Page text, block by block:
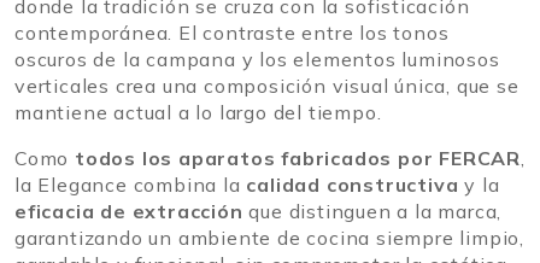
donde la tradición se cruza con la sofisticación
contemporánea. El contraste entre los tonos
oscuros de la campana y los elementos luminosos
verticales crea una composición visual única, que se
mantiene actual a lo largo del tiempo.
Como todos los aparatos fabricados por FERCAR,
la Elegance combina la calidad constructiva y la
eficacia de extracción que distinguen a la marca,
garantizando un ambiente de cocina siempre limpio,